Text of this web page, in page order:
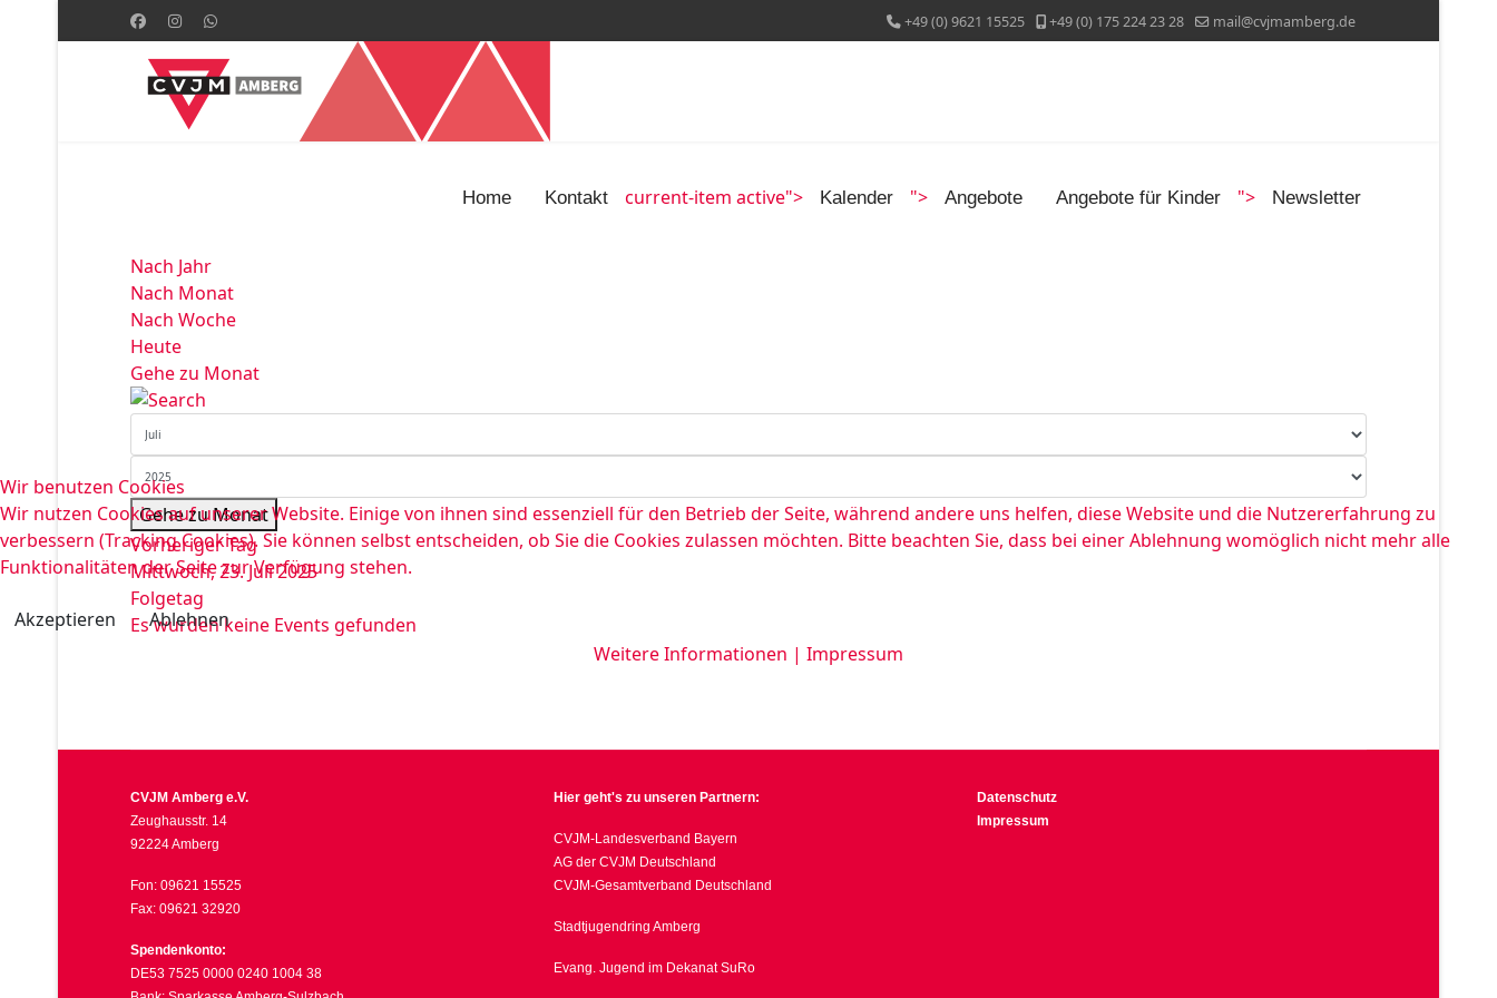
+49 (0) 9621 15525 +49 (0) 175 224 23 28 mail@cvjmamberg.de
Home Kontakt current-item active"> Kalender "> Angebote Angebote für Kinder "> Newsletter
Nach Jahr
Nach Monat
Nach Woche
Heute
Gehe zu Monat
Gehe zu Monat
Vorheriger Tag
Mittwoch, 23. Juli 2025
Folgetag
Es wurden keine Events gefunden
CVJM Amberg e.V.
Zeughausstr. 14
92224 Amberg
Fon: 09621 15525
Fax: 09621 32920
Spendenkonto:
DE53 7525 0000 0240 1004 38
Hier geht's zu unseren Partnern:
CVJM-Landesverband Bayern
AG der CVJM Deutschland
CVJM-Gesamtverband Deutschland
Stadtjugendring Amberg
Evang. Jugend im Dekanat SuRo
Datenschutz
Impressum
Wir benutzen Cookies
Wir nutzen Cookies auf unserer Website. Einige von ihnen sind essenziell für den Betrieb der Seite, während andere uns helfen, diese Website und die Nutzererfahrung zu
verbessern (Tracking Cookies). Sie können selbst entscheiden, ob Sie die Cookies zulassen möchten. Bitte beachten Sie, dass bei einer Ablehnung womöglich nicht mehr alle
Funktionalitäten der Seite zur Verfügung stehen.
Akzeptieren
Ablehnen
Weitere Informationen | Impressum